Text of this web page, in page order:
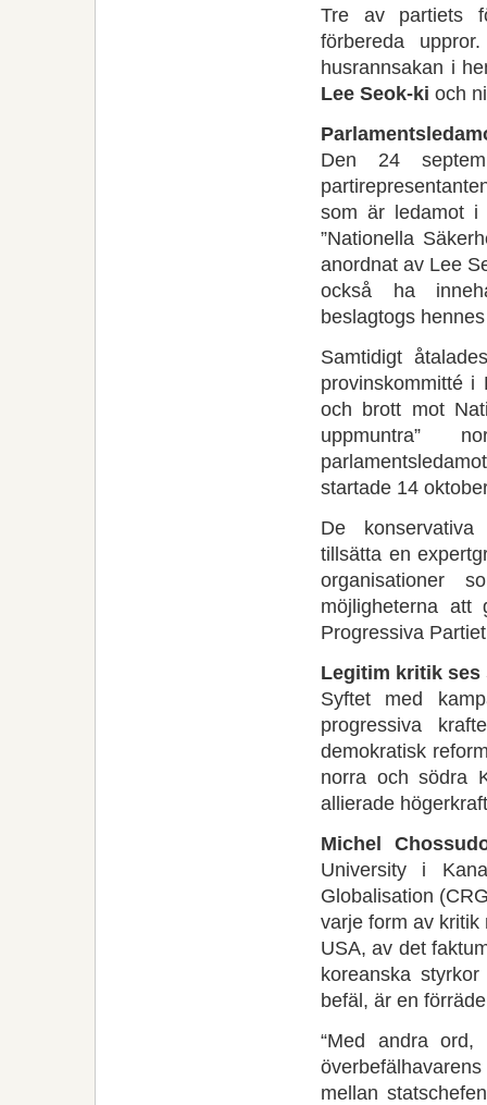
Tre av partiets
förbereda
husrannsakan i
Lee Seok-ki och
Den 24
som är ledamot i
”Nationella
anordnat av Lee
också ha
beslagtogs
Samtidigt
provinskommitté i
och brott mot
uppmuntra”
startade 14
De konservativa
tillsätta en
organisationer
möjligheterna att
Progressiva
Legitim kritik ses
Syftet med
progressiva
demokratisk
norra och södra
allierade
Michel
University i
Globalisation
varje form av
USA, av det
koreanska
befäl, är en
“Med andra
mellan